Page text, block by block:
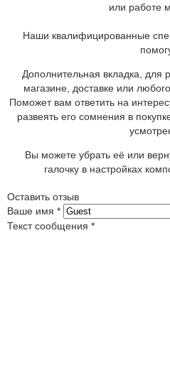
или работе
Наши квалифицированные
Дополнительная вкладка,
магазине, доставке или
Поможет вам ответить на
развеять его сомнения в
Вы можете убрать её или
галочку в настройках
Оставить отзыв
Ваше имя *
Текст сообщения *